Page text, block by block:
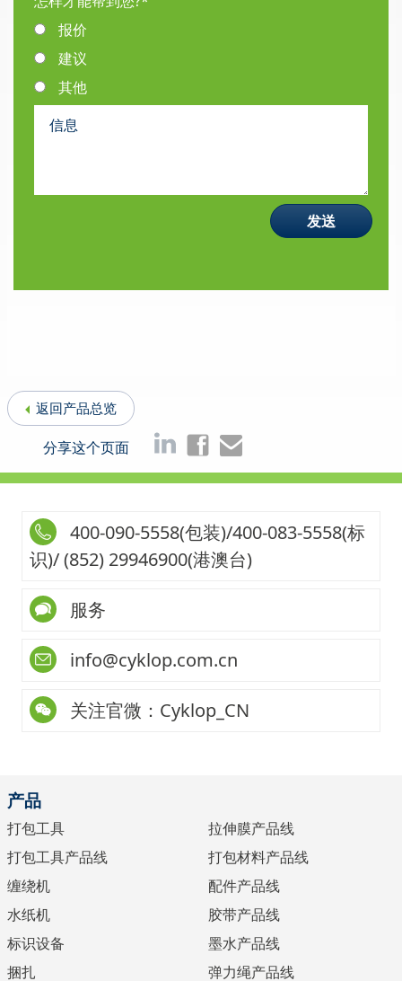
报价
建议
其他
返回产品总览
分享这个页面
400-090-5558(包装)/400-083-5558(标
识)/ (852) 29946900(港澳台)
服务
info@cyklop.com.cn
关注官微：Cyklop_CN
产品
打包工具
打包工具产品线
缠绕机
水纸机
标识设备
捆扎
拉伸膜产品线
打包材料产品线
配件产品线
胶带产品线
墨水产品线
弹力绳产品线